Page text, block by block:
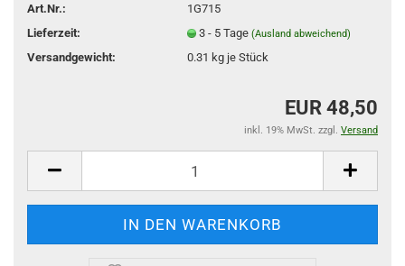
Art.Nr.:
1G715
Lieferzeit:
3 - 5 Tage (Ausland abweichend)
Versandgewicht: 0.31 kg je Stück
EUR 48,50
inkl. 19% MwSt. zzgl. Versand